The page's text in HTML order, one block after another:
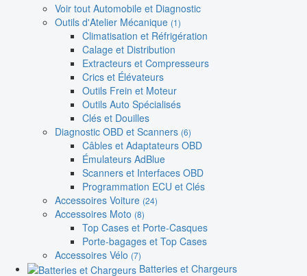
Voir tout Automobile et Diagnostic
Outils d'Atelier Mécanique (1)
Climatisation et Réfrigération
Calage et Distribution
Extracteurs et Compresseurs
Crics et Élévateurs
Outils Frein et Moteur
Outils Auto Spécialisés
Clés et Douilles
Diagnostic OBD et Scanners (6)
Câbles et Adaptateurs OBD
Émulateurs AdBlue
Scanners et Interfaces OBD
Programmation ECU et Clés
Accessoires Voiture (24)
Accessoires Moto (8)
Top Cases et Porte-Casques
Porte-bagages et Top Cases
Accessoires Vélo (7)
Batteries et Chargeurs